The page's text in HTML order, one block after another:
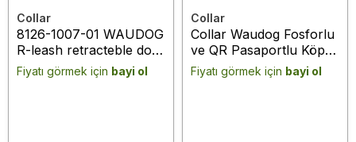
Collar
8126-1007-01 WAUDOG
R-leash retracteble dog
leash, "Superman logo
red" design, reflective
Fiyatı görmek için bayi ol
Collar
Collar Waudog Fosforlu
ve QR Pasaportlu Köpek
Göğüs Tasması XL Mor
25mm (52519)
Fiyatı görmek için bayi ol